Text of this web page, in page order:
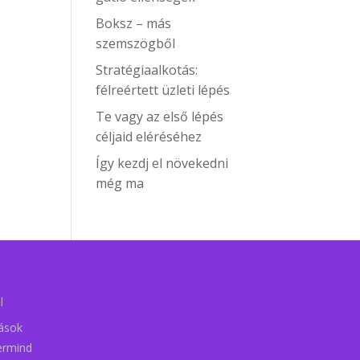
Boksz – más
szemszögből
Stratégiaalkotás:
félreértett üzleti lépés
Te vagy az első lépés
céljaid eléréséhez
Így kezdj el növekedni
még ma